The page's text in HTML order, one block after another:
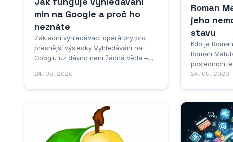
min na Google a proč ho
neznáte
Základní vyhledávací operátory pro
přesnější výsledky Vyhledávání na
Googlu už dávno není žádná věda –
kdykoliv potřebujeme cokoliv zjistit. Ale
kolik z nás skutečně ví, jak z toho
napíše pár slov a doufá, že se mezi
24. 05. 2026
Roman
jeho
stavu
Kdo je
Roman
posledních
kulturním a
příběh je
seznam
který si
24. 05. 2026